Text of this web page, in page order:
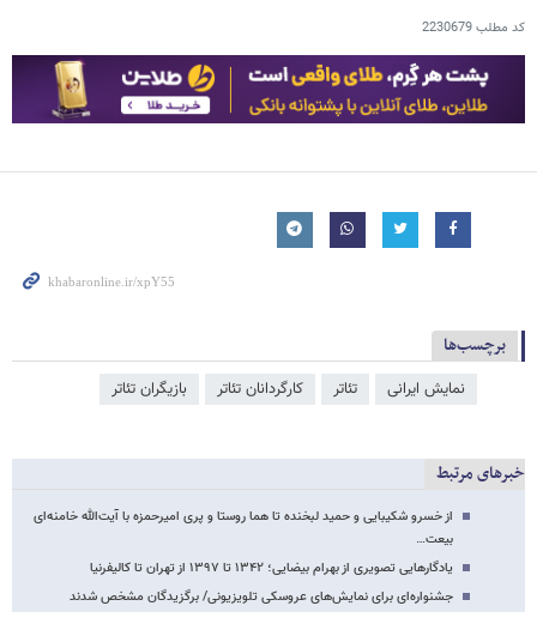
کد مطلب2230679
برچسب‌ها
نمایش ایرانی تئاتر کارگردانان تئاتر بازیگران تئاتر
خبرهای مرتبط
از خسرو شکیبایی و حمید لبخنده تا هما روستا و پری امیرحمزه با آیت‌الله خامنه‌ای
بیعت…
یادگارهایی تصویری از بهرام بیضایی؛ ۱۳۴۲ تا ۱۳۹۷ از تهران تا کالیفرنیا
جشنواره‌ای برای نمایش‌های عروسکی تلویزیونی/ برگزیدگان مشخص شدند